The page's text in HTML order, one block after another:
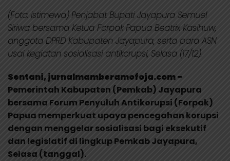
(Foto: istimewa) Penjabat Bupati Jayapura Semuel
Siriwa bersama Ketua Forpak Papua Beatrix Kasihuw,
anggota DPRD Kabupaten Jayapura, serta para ASN
usai kegiatan sosialisasi antikorupsi, Selasa (17/12).
Sentani, jurnalmamberamofoja.com –
Pemerintah Kabupaten (Pemkab) Jayapura
bersama Forum Penyuluh Antikorupsi (Forpak)
Papua memperkuat upaya pencegahan korupsi
dengan menggelar sosialisasi bagi eksekutif
dan legislatif di lingkup Pemkab Jayapura,
Selasa (tanggal).